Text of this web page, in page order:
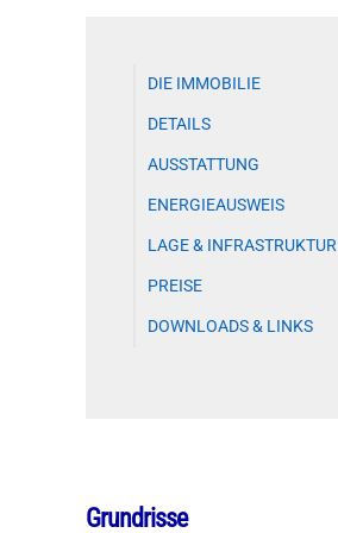
DIE IMMOBILIE
DETAILS
AUSSTATTUNG
ENERGIEAUSWEIS
LAGE & INFRASTRUKTUR
PREISE
DOWNLOADS & LINKS
Grundrisse